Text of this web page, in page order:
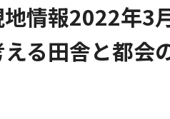
地情報2022年
る田舎と都会